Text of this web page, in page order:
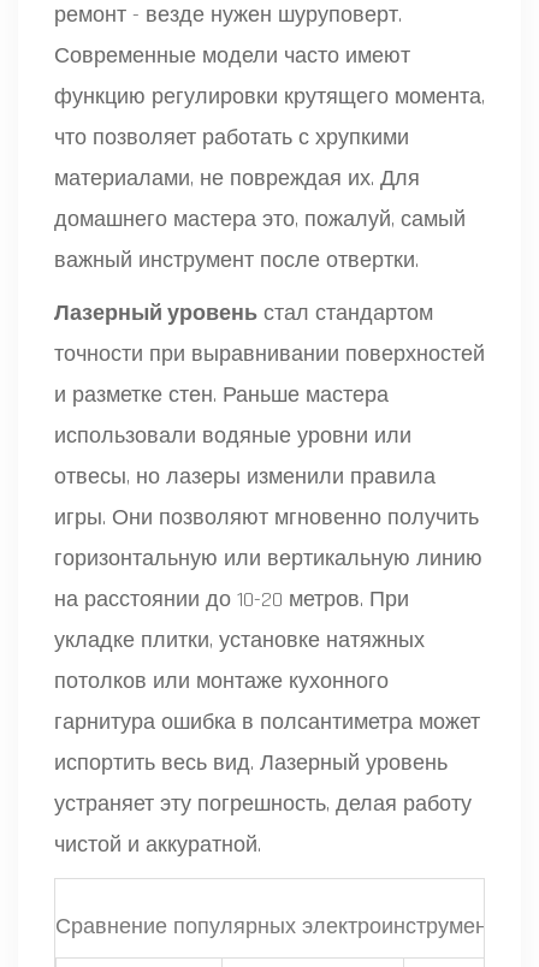
ремонт - везде нужен шуруповерт.
Современные модели часто имеют
функцию регулировки крутящего момента,
что позволяет работать с хрупкими
материалами, не повреждая их. Для
домашнего мастера это, пожалуй, самый
важный инструмент после отвертки.
Лазерный уровень стал стандартом
точности при выравнивании поверхностей
и разметке стен. Раньше мастера
использовали водяные уровни или
отвесы, но лазеры изменили правила
игры. Они позволяют мгновенно получить
горизонтальную или вертикальную линию
на расстоянии до 10-20 метров. При
укладке плитки, установке натяжных
потолков или монтаже кухонного
гарнитура ошибка в полсантиметра может
испортить весь вид. Лазерный уровень
устраняет эту погрешность, делая работу
чистой и аккуратной.
Сравнение популярных электроинструментов